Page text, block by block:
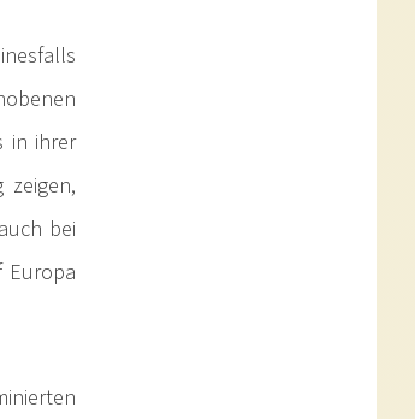
in ihrer
zeigen,
bei
Europa